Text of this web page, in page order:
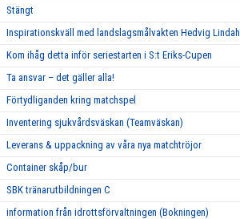
Stängt
Inspirationskväll med landslagsmålvakten Hedvig Lindahl
Kom ihåg detta inför seriestarten i S:t Eriks-Cupen
Ta ansvar – det gäller alla!
Förtydliganden kring matchspel
Inventering sjukvårdsväskan (Teamväskan)
Leverans & uppackning av våra nya matchtröjor
Container skåp/bur
SBK tränarutbildningen C
information från idrottsförvaltningen (Bokningen)